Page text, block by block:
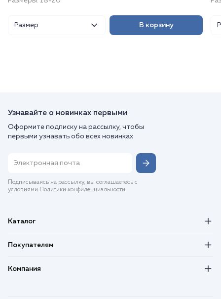
Размер В корзину
Узнавайте о новинках первыми
Оформите подписку на рассылку, чтобы
первыми узнавать обо всех новинках
Подписываясь на рассылку, вы соглашаетесь с
условиями Политики конфиденциальности
Каталог
Покупателям
Компания